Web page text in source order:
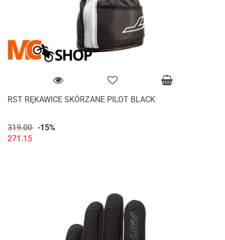
RST RĘKAWICE SKÓRZANE PILOT BLACK
319.00 -15%
271.15